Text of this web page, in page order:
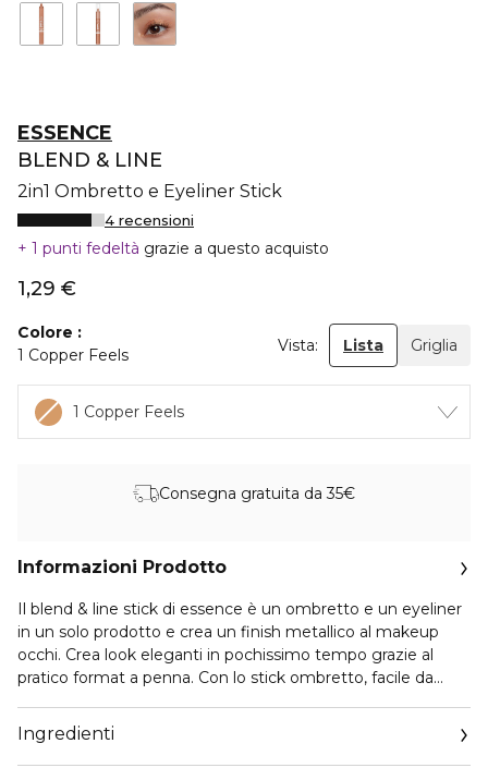
ESSENCE
BLEND & LINE
2in1 Ombretto e Eyeliner Stick
4 recensioni
1 punti fedeltà grazie a questo acquisto
1,29 €
Colore
1 Copper Feels
Vista: Lista Griglia
1 Copper Feels
Consegna gratuita da 35€
Informazioni Prodotto
Il blend & line stick di essence è un ombretto e un eyeliner
in un solo prodotto e crea un finish metallico al makeup
occhi. Crea look eleganti in pochissimo tempo grazie al
pratico format a penna. Con lo stick ombretto, facile da
di makeup ombretto e eyeliner, dai più delicati ai più audaci.
Ingredienti